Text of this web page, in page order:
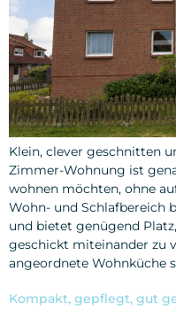
Klein, clever geschnitten
Zimmer-Wohnung ist
wohnen möchten, ohne
Wohn- und Schlafbereich
und bietet genügend
geschickt miteinander zu
angeordnete Wohnküche
Kompakt, gepflegt, gut